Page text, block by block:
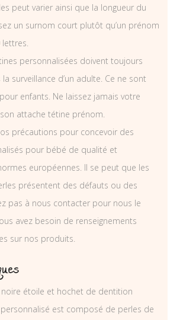
peut varier ainsi que la longueur du
un surnom court plutôt qu’un prénom
personnalisées doivent toujours
surveillance d’un adulte. Ce ne sont
enfants. Ne laissez jamais votre
attache tétine prénom.
précautions pour concevoir des
pour bébé de qualité et
européennes. Il se peut que les
présentent des défauts ou des
pas à nous contacter pour nous le
avez besoin de renseignements
sur nos produits.
noire étoile et hochet de dentition
est composé de perles de